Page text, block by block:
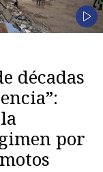
décadas
por